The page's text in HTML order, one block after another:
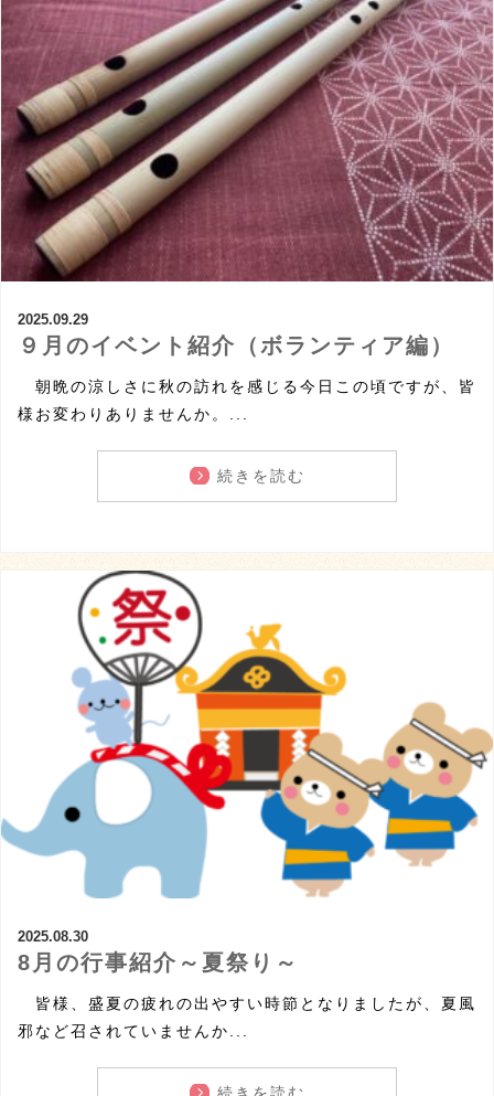
2025.09.29
９月のイベント紹介（ボランティア編）
朝晩の涼しさに秋の訪れを感じる今日この頃ですが、皆
様お変わりありませんか。...
続きを読む
2025.08.30
8月の行事紹介～夏祭り～
皆様、盛夏の疲れの出やすい時節となりましたが、夏風
邪など召されていませんか...